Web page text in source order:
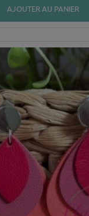
AJOUTER AU PANIER